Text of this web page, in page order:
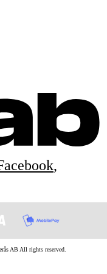
,
ABAll rights reserved.